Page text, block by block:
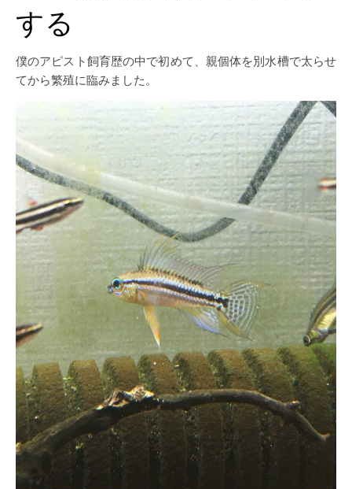
する
僕のアピスト飼育歴の中で初めて、親個体を別水槽で太らせ
てから繁殖に臨みました。